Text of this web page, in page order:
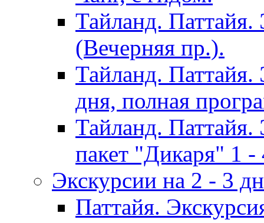
Тайланд. Паттайя.
(Вечерняя пр.).
Тайланд. Паттайя.
дня, полная
Тайланд. Паттайя.
пакет "Дикаря" 1 -
Экскурсии на 2 - 3
Паттайя.